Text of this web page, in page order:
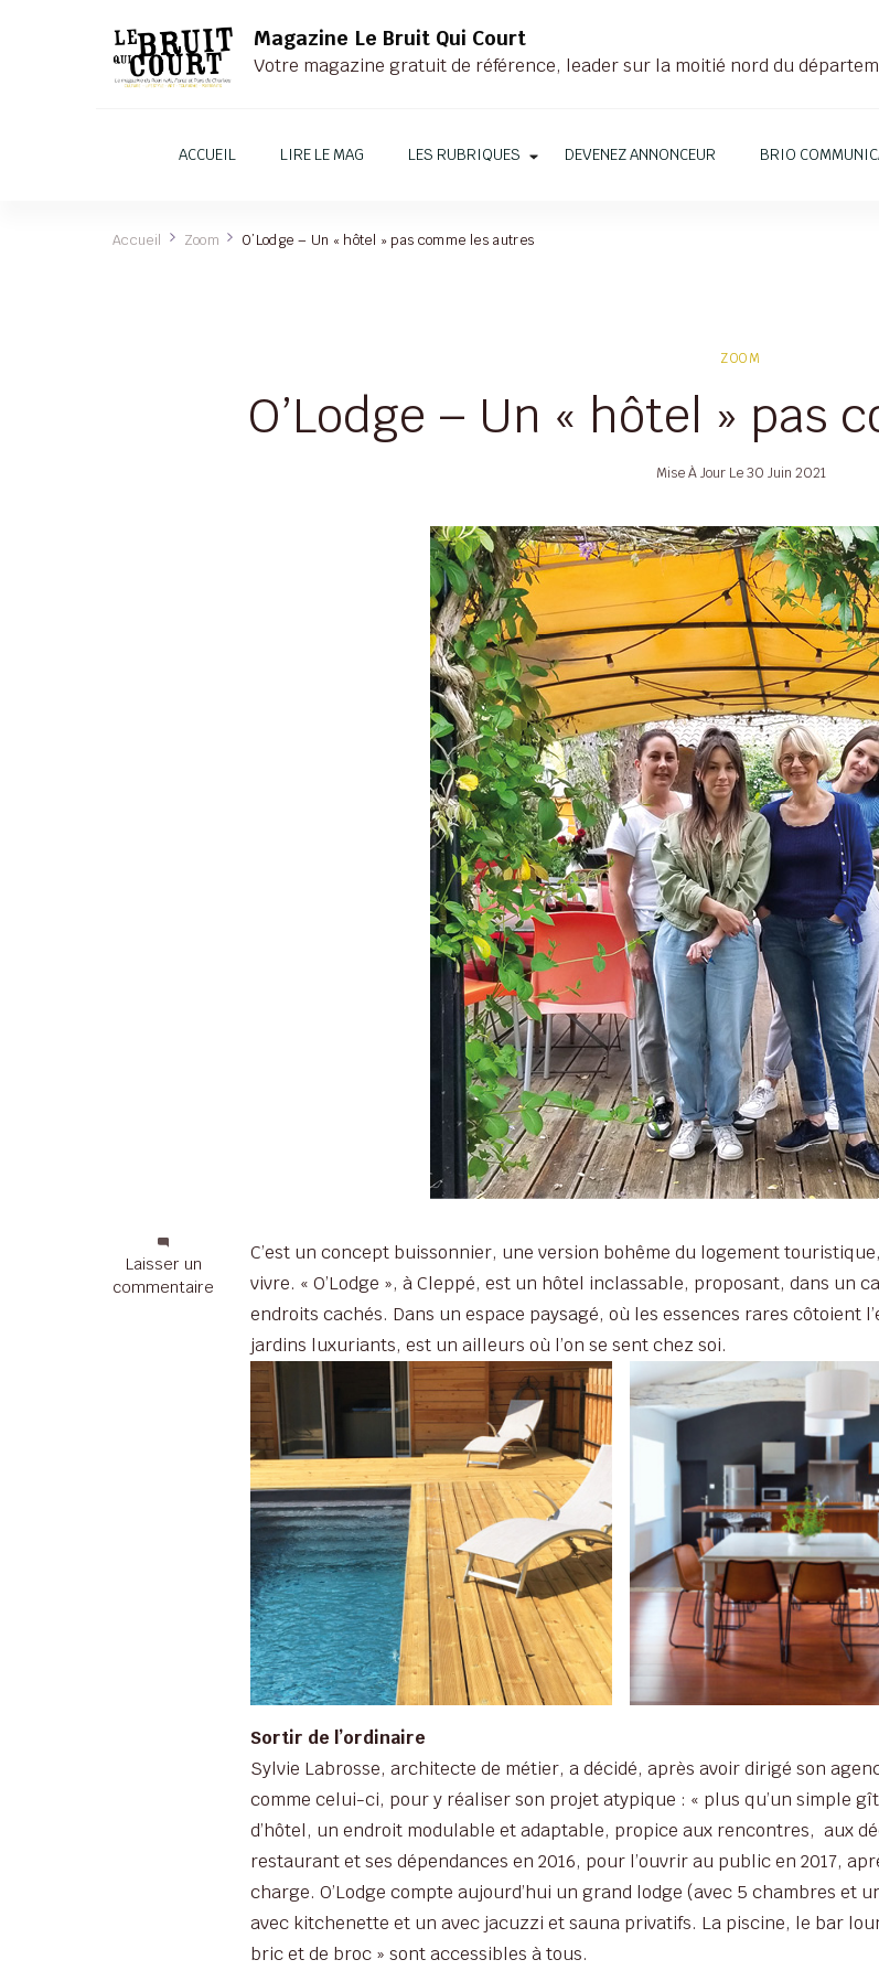
Magazine Le Bruit Qui Court
Votre magazine gratuit de référence, leader sur la moitié nord du
ACCUEIL LIRE LE MAG LES RUBRIQUES DEVENEZ ANNONCEUR BRIO
Accueil Zoom O’Lodge – Un « hôtel » pas comme les autres
ZOOM
O’Lodge – Un « hôtel » pas
Mise À Jour Le30 Juin 2021
Laisser un
commentaire
sur
O’Lodge
C’est un concept buissonnier, une version bohême du logement
vivre. « O’Lodge », à Cleppé, est un hôtel inclassable, proposant, dans un
endroits cachés. Dans un espace paysagé, où les essences rares côtoient
jardins luxuriants, est un ailleurs où l’on se sent chez soi.
Sortir de l’ordinaire
Sylvie Labrosse, architecte de métier, a décidé, après avoir dirigé son
comme celui-ci, pour y réaliser son projet atypique : « plus qu’un simple
d’hôtel, un endroit modulable et adaptable, propice aux rencontres, aux
restaurant et ses dépendances en 2016, pour l’ouvrir au public en 2017,
charge. O’Lodge compte aujourd’hui un grand lodge (avec 5 chambres et
avec kitchenette et un avec jacuzzi et sauna privatifs. La piscine, le bar
bric et de broc » sont accessibles à tous.